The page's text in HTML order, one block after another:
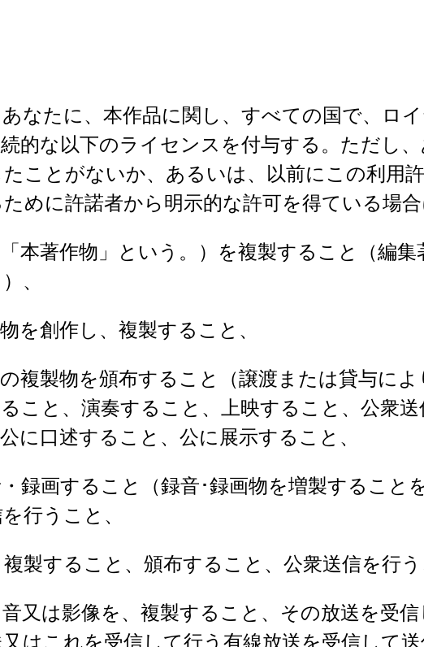
なたに、本作品に関し、すべての国で、ロ
的な以下のライセンスを付与する。ただし
ことがないか、あるいは、以前にこの利用
めに許諾者から明示的な許可を得ている場合
本著作物」という。）を複製すること（編
、
を創作し、複製すること、
複製物を頒布すること（譲渡または貸与に
こと、演奏すること、上映すること、公衆
に口述すること、公に展示すること、
録画すること（録音･録画物を増製すること
行うこと、
製すること、頒布すること、公衆送信を行う
又は影像を、複製すること、その放送を受
はこれを受信して行う有線放送を受信して